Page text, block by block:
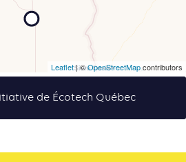
Leaflet| ©OpenStreetMapcontributors
de Écotech Québec